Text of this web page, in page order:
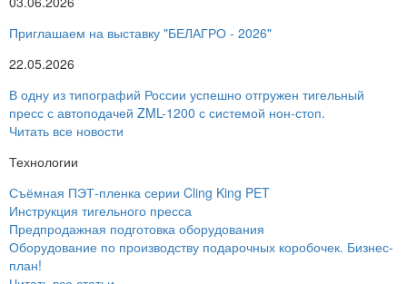
Приглашаем на выставку "БЕЛАГРО - 2026"
22.05.2026
В одну из типографий России успешно отгружен тигельный
пресс с автоподачей ZML-1200 с системой нон-стоп.
Читать все новости
Технологии
Съёмная ПЭТ-пленка серии Cling King PET
Инструкция тигельного пресса
Предпродажная подготовка оборудования
Оборудование по производству подарочных коробочек. Бизнес-
план!